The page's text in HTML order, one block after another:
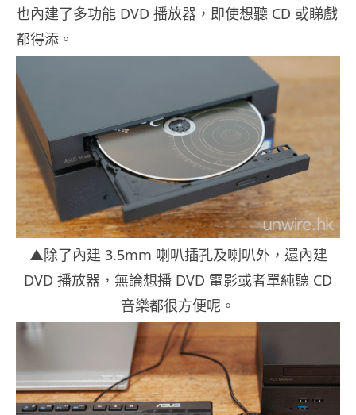
也內建了多功能 DVD 播放器，即使想聽 CD 或睇戲
都得添。
▲除了內建 3.5mm 喇叭插孔及喇叭外，還內建
DVD 播放器，無論想播 DVD 電影或者單純聽 CD
音樂都很方便呢。